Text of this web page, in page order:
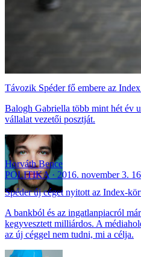
Távozik Spéder fő embere az
Balogh Gabriella több mint hét év
vállalat vezetői posztját.
Horváth Bence
POLITIKA
2016. november 3.
Spéder új céget nyitott az Index-
A bankból és az ingatlanpiacról
kegyvesztett milliárdos. A
az új céggel nem tudni, mi a célja.